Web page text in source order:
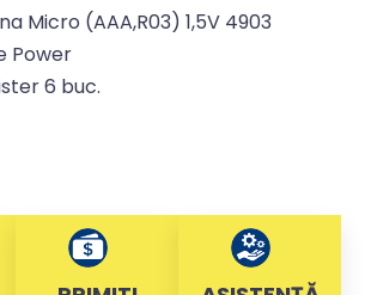
Micro (AAA,R03) 1,5V 4903
Power
6 buc.